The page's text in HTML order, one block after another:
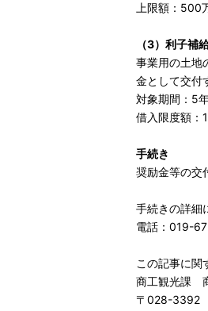
上限額：500
（3）利子補
事業用の土地
金として交付
対象期間：5
借入限度額：
手続き
奨励金等の交
手続きの詳細
電話：019-
この記事に関
商工観光課
〒028-3392